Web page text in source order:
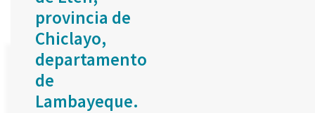
provincia de
Chiclayo,
departamento
de
Lambayeque.